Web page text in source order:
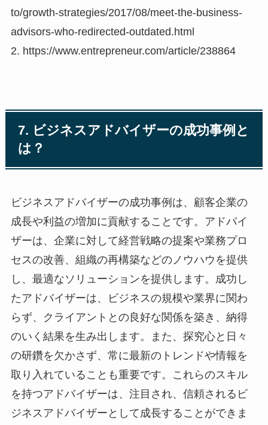
to/growth-strategies/2017/08/meet-the-business-
advisors-who-redirected-outdated.html
2. https://www.entrepreneur.com/article/238864
7. ビジネスアドバイザーの成功事例と
は？
ビジネスアドバイザーの成功事例は、顧客企業の
成長や利益の増加に貢献することです。アドバイ
ザーは、企業に対して経営戦略の提案や業務プロ
セスの改善、組織の再構築などのノウハウを提供
し、最適なソリューションを提供します。成功し
たアドバイザーは、ビジネスの規模や業界に関わ
らず、クライアントとの良好な関係を築き、納得
のいく結果を生み出します。また、探究心と日々
の研鑽を欠かさず、常に最新のトレンドや情報を
取り入れていることも重要です。これらのスキル
を持つアドバイザーは、注目され、信頼されるビ
ジネスアドバイザーとして成長することができま